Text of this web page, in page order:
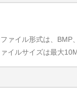
ァイル形式は、BMP
イルサイズは最大